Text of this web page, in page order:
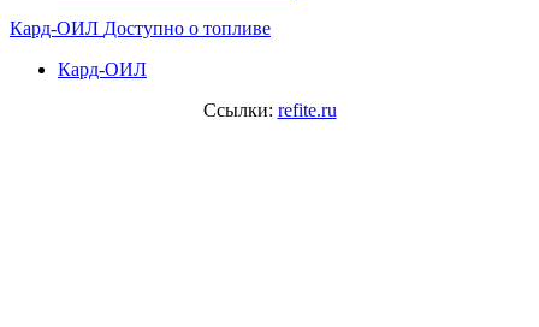
Кард-ОИЛ Доступно о топливе
Кард-ОИЛ
Ссылки: refite.ru